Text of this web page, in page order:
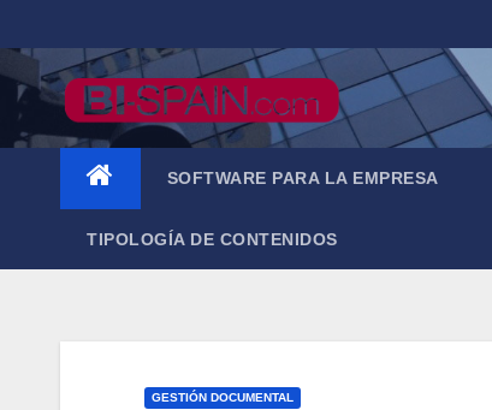
al
contenido
SOFTWARE PARA LA EMPRESA
TIPOLOGÍA DE CONTENIDOS
GESTIÓN DOCUMENTAL